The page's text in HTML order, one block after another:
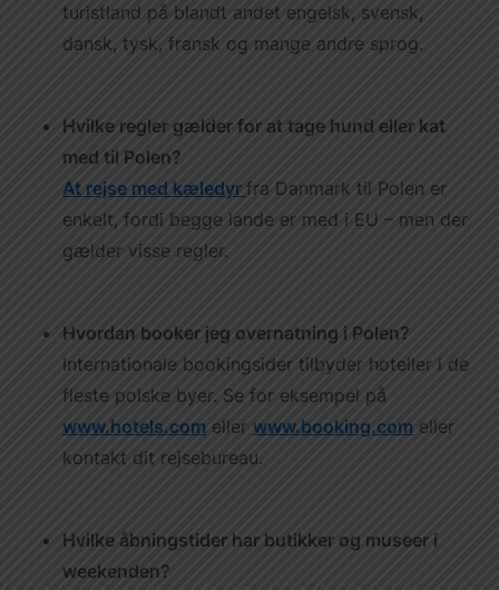
turistland på blandt andet engelsk, svensk,
dansk, tysk, fransk og mange andre sprog.
Hvilke regler gælder for at tage hund eller kat
med til Polen?
At rejse med kæledyr fra Danmark til Polen er
enkelt, fordi begge lande er med i EU – men der
gælder visse regler.
Hvordan booker jeg overnatning i Polen?
Internationale bookingsider tilbyder hoteller i de
fleste polske byer. Se for eksempel på
www.hotels.com eller www.booking.com eller
kontakt dit rejsebureau.
Hvilke åbningstider har butikker og museer i
weekenden?